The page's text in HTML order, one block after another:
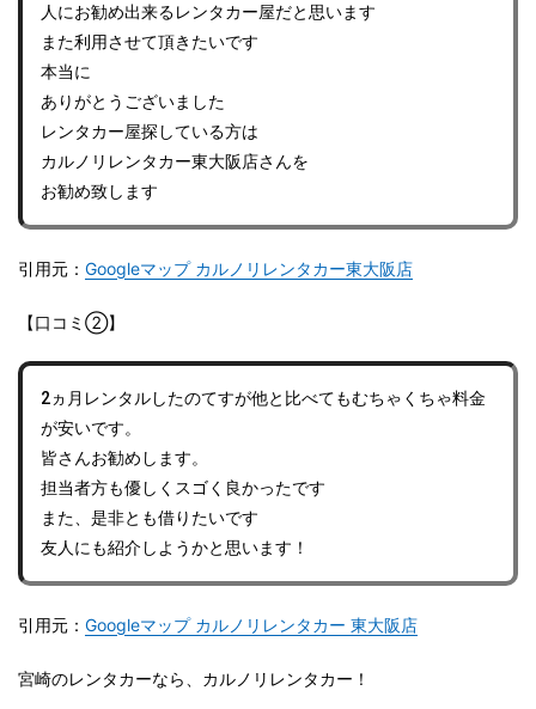
人にお勧め出来るレンタカー屋だと思います
また利用させて頂きたいです
本当に
ありがとうございました
レンタカー屋探している方は
カルノリレンタカー東大阪店さんを
お勧め致します
引用元： Googleマップ カルノリレンタカー東大阪店
【口コミ②】
2ヵ月レンタルしたのてすが他と比べてもむちゃくちゃ料金
が安いです。
皆さんお勧めします。
担当者方も優しくスゴく良かったです
また、是非とも借りたいです
友人にも紹介しようかと思います！
引用元： Googleマップ カルノリレンタカー 東大阪店
宮崎のレンタカーなら、カルノリレンタカー！